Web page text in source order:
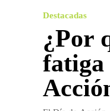
Destacadas
¿Por